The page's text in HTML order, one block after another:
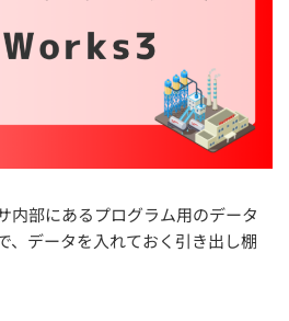
内部にあるプログラム用のデータ
、データを入れておく引き出し棚